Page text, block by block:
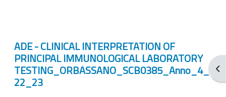
ADE - CLINICAL INTERPRETATION OF
PRINCIPAL IMMUNOLOGICAL LABORATORY
TESTING_ORBASSANO_SCB0385_Anno_4_
22_23